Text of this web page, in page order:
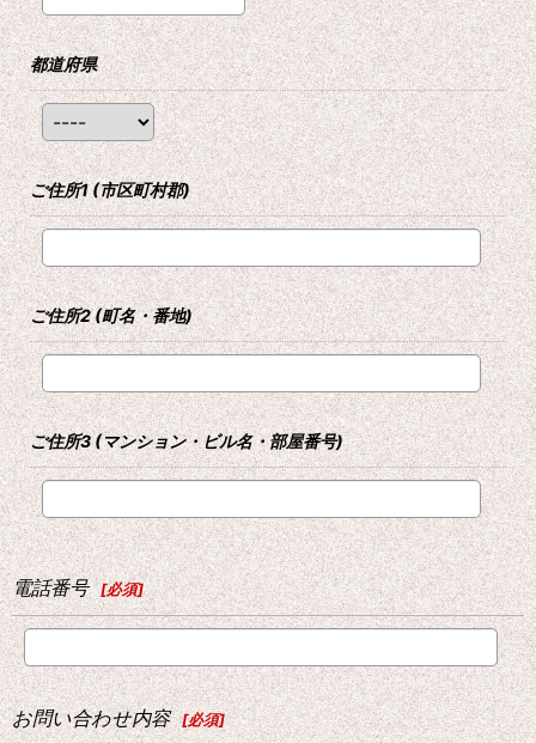
都道府県
ご住所1(市区町村郡)
ご住所2(町名・番地)
ご住所3(マンション・ビル名・部屋番号)
電話番号 [必須]
お問い合わせ内容 [必須]